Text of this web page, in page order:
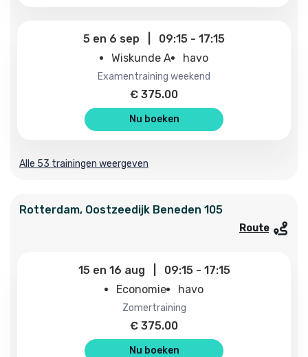
5 en 6 sep 09:15 - 17:15
Wiskunde A
havo
examentraining weekend
€ 375.00
Nu boeken
Alle 53 trainingen weergeven
Rotterdam, Oostzeedijk Beneden 105
Route
15 en 16 aug 09:15- 17:15
Economie
havo
zomertraining
€ 375.00
Nu boeken